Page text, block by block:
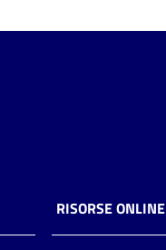
RISORSE ONLINE